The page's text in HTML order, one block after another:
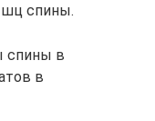
спины.
спины в
в